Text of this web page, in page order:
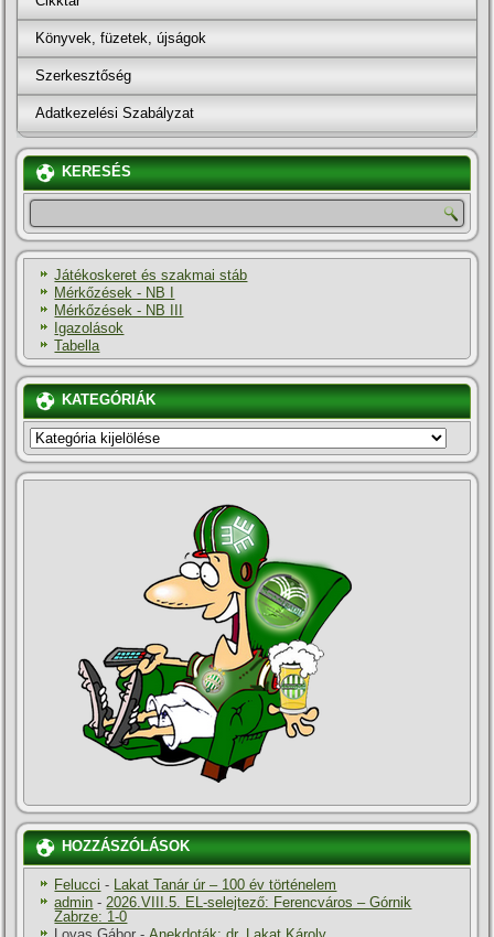
Könyvek, füzetek, újságok
Szerkesztőség
Adatkezelési Szabályzat
KERESÉS
Játékoskeret és szakmai stáb
Mérkőzések - NB I
Mérkőzések - NB III
Igazolások
Tabella
KATEGÓRIÁK
KATEGÓRIÁK
HOZZÁSZÓLÁSOK
Felucci - Lakat Tanár úr – 100 év történelem
admin -2026.VIII.5. EL-selejtező: Ferencváros – Górnik
Zabrze: 1-0